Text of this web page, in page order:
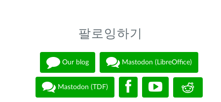
팔로잉하기
Our blog Mastodon (LibreOffice)
Mastodon (TDF)